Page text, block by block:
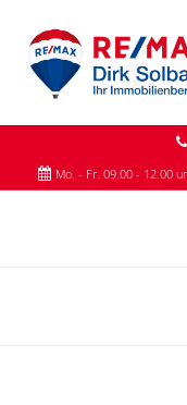
Mo. - Fr. 09.00 - 12.00